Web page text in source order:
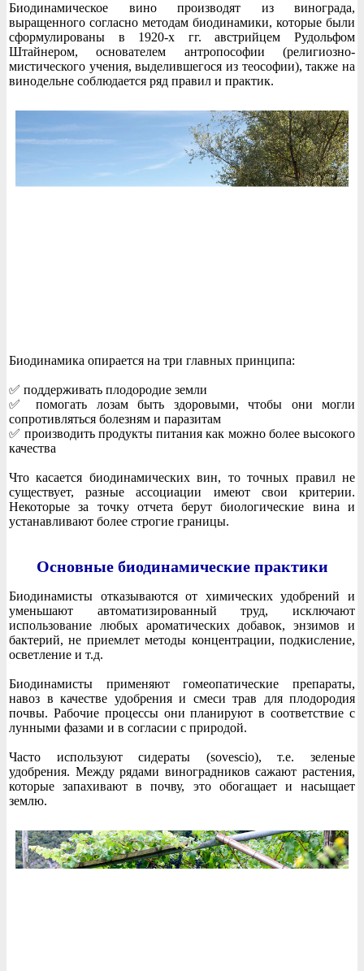
Биодинамическое вино производят из винограда,
выращенного согласно методам биодинамики, которые были
сформулированы в 1920-х гг. австрийцем Рудольфом
Штайнером, основателем антропософии (религиозно-
мистического учения, выделившегося из теософии), также на
винодельне соблюдается ряд правил и практик.
Биодинамика опирается на три главных принципа:
✅ поддерживать плодородие земли
✅ помогать лозам быть здоровыми, чтобы они могли
сопротивляться болезням и паразитам
✅ производить продукты питания как можно более высокого
качества
Что касается биодинамических вин, то точных правил не
существует, разные ассоциации имеют свои критерии.
Некоторые за точку отчета берут биологические вина и
устанавливают более строгие границы.
Основные биодинамические практики
Биодинамисты отказываются от химических удобрений и
уменьшают автоматизированный труд, исключают
использование любых ароматических добавок, энзимов и
бактерий, не приемлет методы концентрации, подкисление,
осветление и т.д.
Биодинамисты применяют гомеопатические препараты,
навоз в качестве удобрения и смеси трав для плодородия
почвы. Рабочие процессы они планируют в соответствие с
лунными фазами и в согласии с природой.
Часто используют сидераты (sovescio), т.е. зеленые
удобрения. Между рядами виноградников сажают растения,
которые запахивают в почву, это обогащает и насыщает
землю.